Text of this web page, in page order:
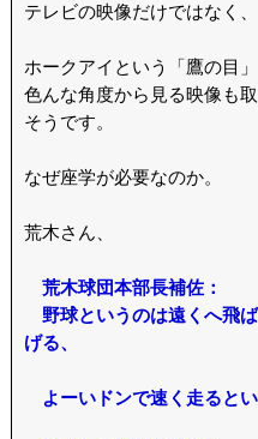
テレビの映像だけではなく、
ホークアイという「鷹の目
色んな角度から見る映像も取
そうです。
なぜ座学が必要なのか。
荒木さん、
荒木球団本部長補佐：
野球というのは遠くへ飛
げる、
よーいドンで速く走るとい